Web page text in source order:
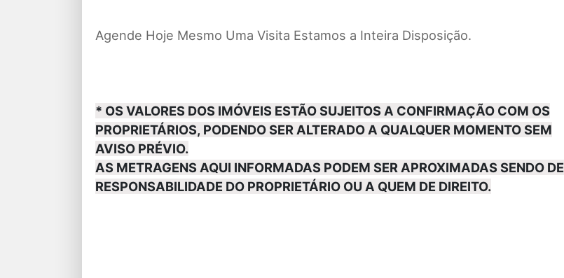
Agende Hoje Mesmo Uma Visita Estamos a Inteira Disposição.
* OS VALORES DOS IMÓVEIS ESTÃO SUJEITOS A CONFIRMAÇÃO COM OS
PROPRIETÁRIOS, PODENDO SER ALTERADO A QUALQUER MOMENTO SEM
AVISO PRÉVIO.
AS METRAGENS AQUI INFORMADAS PODEM SER APROXIMADAS SENDO DE
RESPONSABILIDADE DO PROPRIETÁRIO OU A QUEM DE DIREITO.